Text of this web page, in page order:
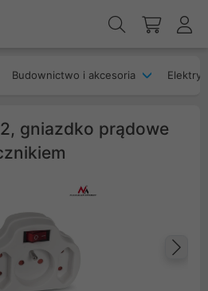
Budownictwo i akcesoria
gniazdko prądowe